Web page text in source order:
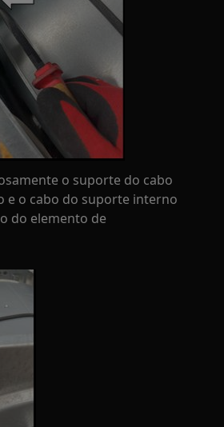
o suporte do cabo
e o cabo do suporte interno
do elemento de